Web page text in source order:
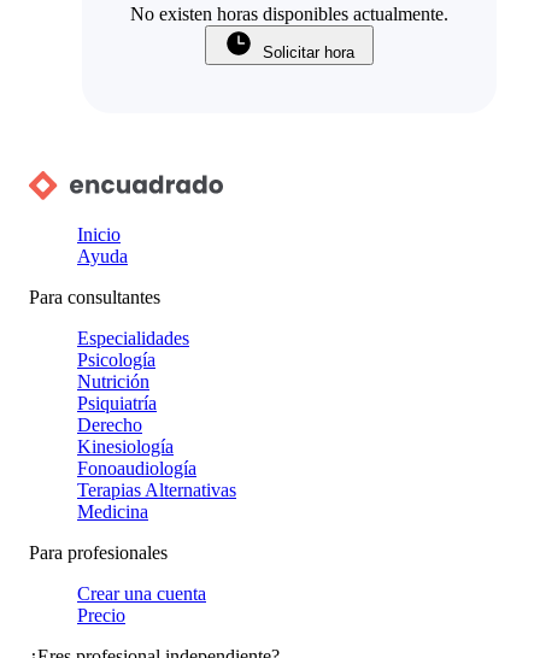
No existen horas disponibles actualmente.
Solicitar hora
Inicio
Ayuda
Para consultantes
Especialidades
Psicología
Nutrición
Psiquiatría
Derecho
Kinesiología
Fonoaudiología
Terapias Alternativas
Medicina
Para profesionales
Crear una cuenta
Precio